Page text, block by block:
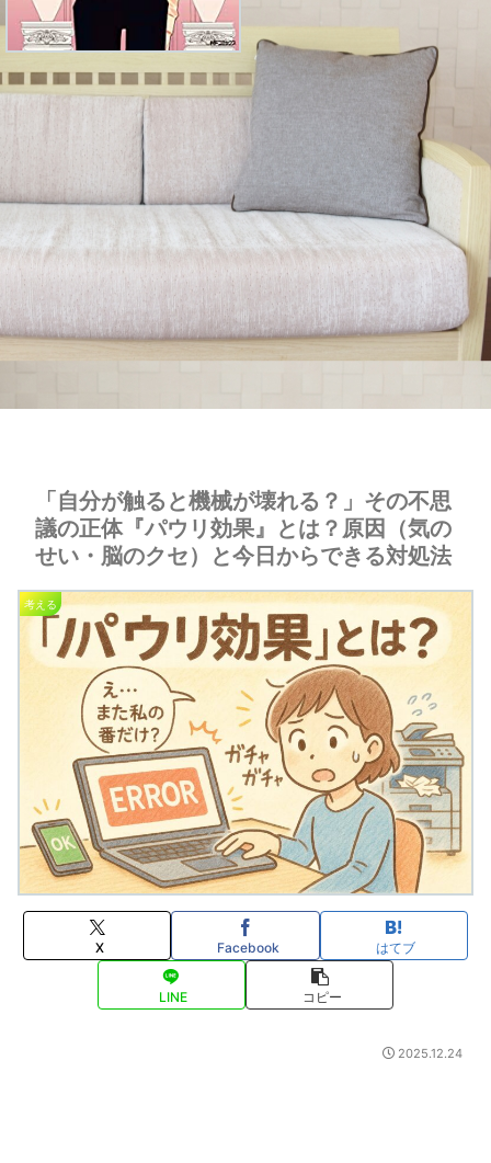
「自分が触ると機械が壊れる？」その不思
議の正体『パウリ効果』とは？原因（気の
せい・脳のクセ）と今日からできる対処法
考える
X Facebook はてブ
LINE コピー
2025.12.24